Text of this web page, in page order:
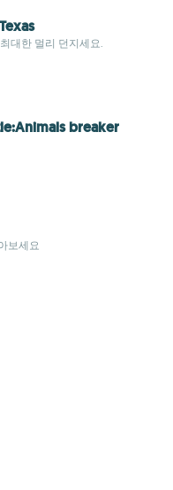
대한 멀리 던지세요.
breaker
보세요